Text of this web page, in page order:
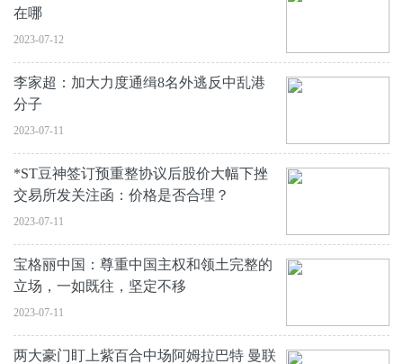
在哪
2023-07-12
李家超：加大力度通缉8名外逃反中乱港
分子
2023-07-11
*ST豆神签订预重整协议后股价大幅下挫
交易所发关注函：价格是否合理？
2023-07-11
宝格丽中国：尊重中国主权和领土完整的
立场，一如既往，坚定不移
2023-07-11
两大豪门盯上紫百合中场阿姆拉巴特 曼联